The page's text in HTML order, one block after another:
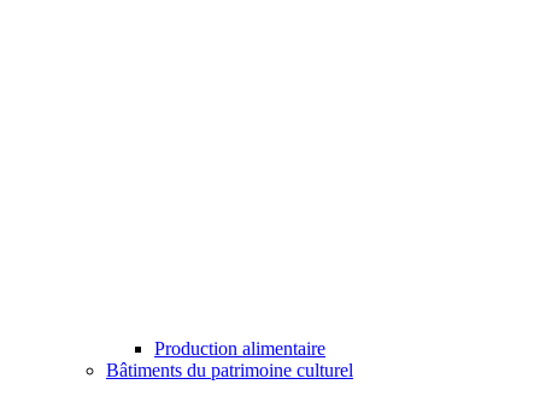
Production alimentaire
Bâtiments du patrimoine culturel